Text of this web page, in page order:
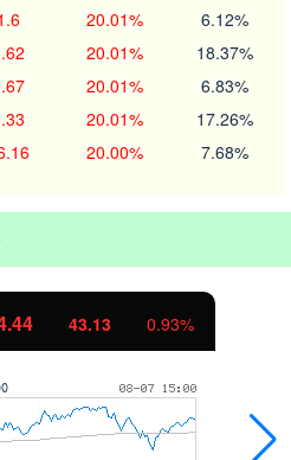
20.01% 6.12%
20.01% 18.37%
20.01% 6.83%
20.01% 17.26%
20.00% 7.68%
43.13 0.93%